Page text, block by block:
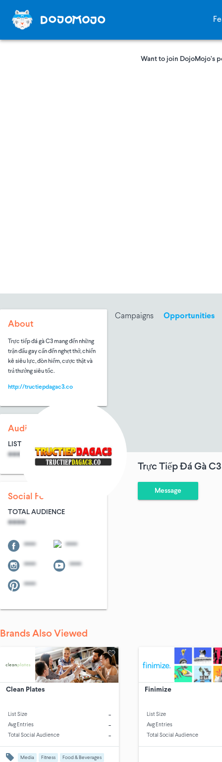
Want to join DojoMojo’s
Trực Tiếp Đá Gà
Message
About
Trực tiếp đá gà C3 mang đến những
trận đấu gay cấn đến nghẹt thở, chiến
kê siêu lực, đòn hiểm, cược thật và
trả thưởng siêu tốc.
http://tructiepdagac3.co
Audience Size
LIST SIZE
**** ****
Social Following
TOTAL AUDIENCE
****
**** ****
**** ****
****
Campaigns Opportunities
Brands Also Viewed
Clean Plates
List Size -
Avg Entries -
Total Social Audience -
Media Fitness Food & Beverages
Finimize
List Size
Avg Entries
Total Social Audience